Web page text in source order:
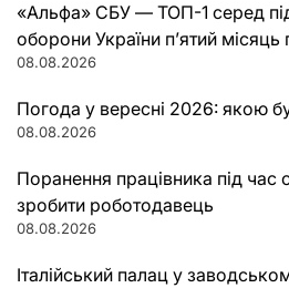
«Альфа» СБУ — ТОП-1 серед
оборони України п’ятий місяць
08.08.2026
Погода у вересні 2026: якою
08.08.2026
Поранення працівника під час
зробити роботодавець
08.08.2026
Італійський палац у